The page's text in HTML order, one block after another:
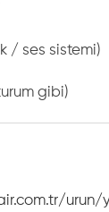
/ ses sistemi)
gibi)